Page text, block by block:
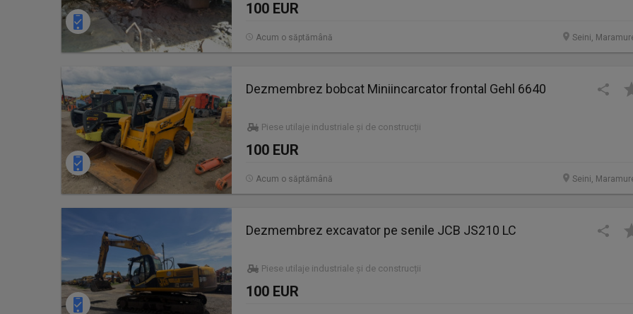
100 EUR
Seini,
Acum o săptămână
Dezmembrez bobcat Miniincarcator frontal Gehl 6640
Piese utilaje industriale și de construcții
100 EUR
Seini,
Acum o săptămână
Dezmembrez excavator pe senile JCB JS210 LC
Piese utilaje industriale și de construcții
100 EUR